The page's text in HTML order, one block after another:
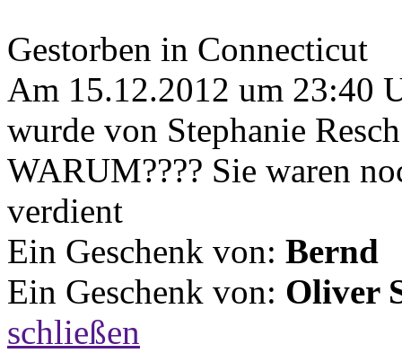
Gestorben in Connecticut
Am 15.12.2012 um 23:40
wurde von Stephanie
WARUM???? Sie waren
verdient
Ein Geschenk von: Bernd
Ein Geschenk von: Oliver
schließen